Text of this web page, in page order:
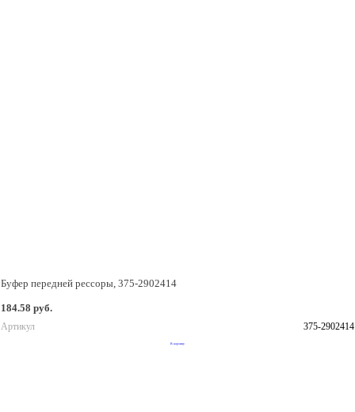
Буфер передней рессоры, 375-2902414
184.58 руб.
Артикул 375-2902414
В корзину